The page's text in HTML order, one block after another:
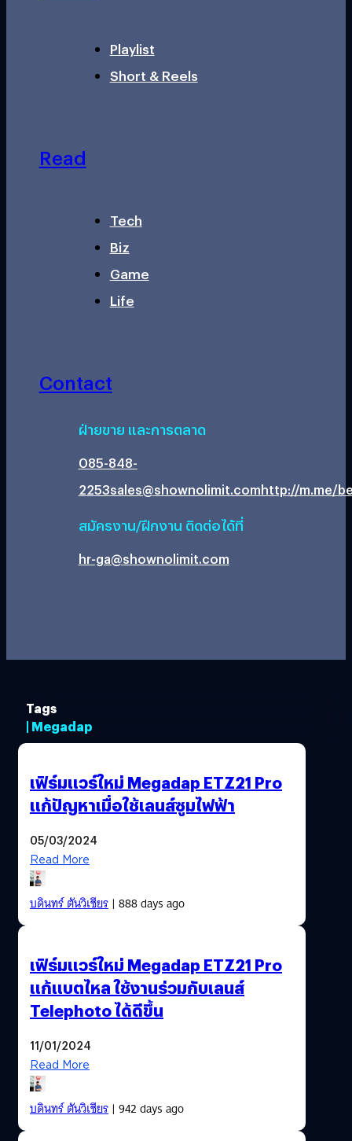
Playlist
Short & Reels
Read
Tech
Biz
Game
Life
Contact
ฝ่ายขาย และการตลาด
085-848-
2253sales@shownolimit.comhttp://m.me/
สมัครงาน/ฝึกงาน ติดต่อได้ที่
hr-ga@shownolimit.com
Tags
| Megadap
เฟิร์มแวร์ใหม่ Megadap ETZ21 Pro
แก้ปัญหาเมื่อใช้เลนส์ซูมไฟฟ้า
05/03/2024
Read More
บดินทร์ ตันวิเชียร| 888 days ago
เฟิร์มแวร์ใหม่ Megadap ETZ21 Pro
แก้แบตไหล ใช้งานร่วมกับเลนส์
Telephoto ได้ดีขึ้น
11/01/2024
Read More
บดินทร์ ตันวิเชียร| 942 days ago